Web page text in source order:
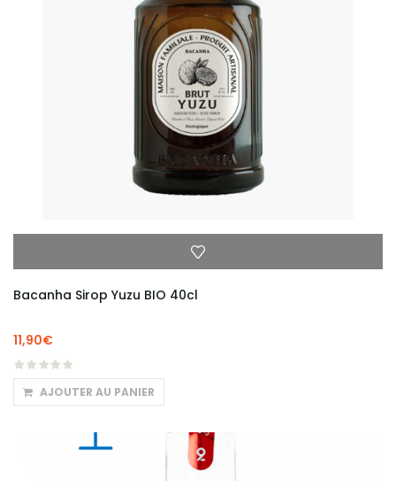
Bacanha Sirop Yuzu BIO 40cl
11,90€
AJOUTER AU PANIER